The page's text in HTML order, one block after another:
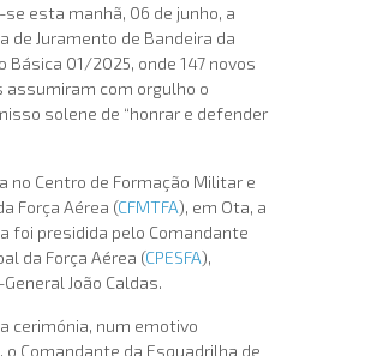
se esta manhã, 06 de junho, a
de Juramento de Bandeira da
Básica 01/2025, onde 147 novos
assumiram com orgulho o
solene de “honrar e defender
no Centro de Formação Militar e
Força Aérea (CFMTFA), em Ota, a
foi presidida pelo Comandante
da Força Aérea (CPESFA),
João Caldas.
cerimónia, num emotivo
o Comandante da Esquadrilha de